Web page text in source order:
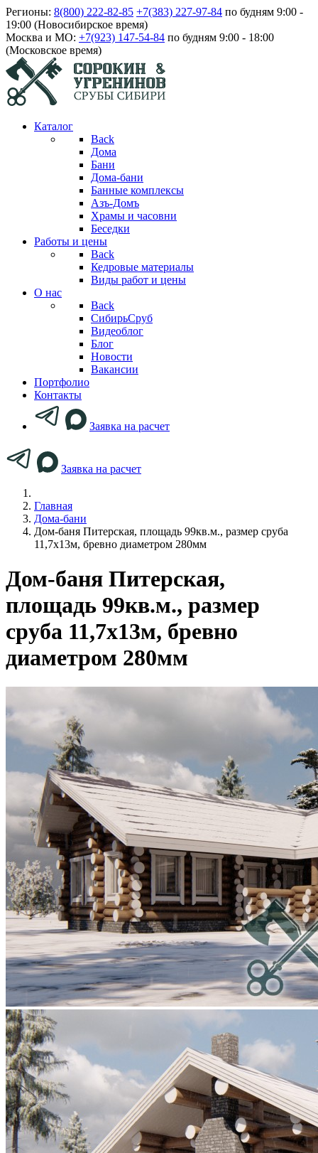
Регионы: 8(800) 222-82-85 +7(383) 227-97-84 по будням 9:00 -
19:00 (Новосибирское время)
Москва и МО: +7(923) 147-54-84 по будням 9:00 - 18:00
(Московское время)
Каталог
Back
Дома
Бани
Дома-бани
Банные комплексы
Азъ-Домъ
Храмы и часовни
Беседки
Работы и цены
Back
Кедровые материалы
Виды работ и цены
О нас
Back
СибирьСруб
Видеоблог
Блог
Новости
Вакансии
Портфолио
Контакты
Заявка на расчет
Заявка на расчет
Главная
Дома-бани
Дом-баня Питерская, площадь 99кв.м., размер сруба
11,7х13м, бревно диаметром 280мм
Дом-баня Питерская,
площадь 99кв.м., размер
сруба 11,7х13м, бревно
диаметром 280мм